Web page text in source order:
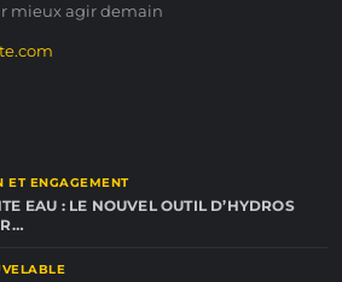
mieux agir demain
ET ENGAGEMENT
EAU : LE NOUVEL OUTIL D’HYDROS